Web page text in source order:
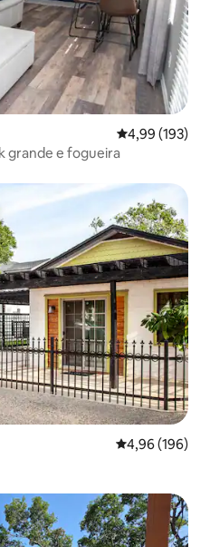
4,99 de uma
4,99 (193)
grande e fogueira
hóspedes
4,96 de uma
4,96 (196)
dos hóspedes